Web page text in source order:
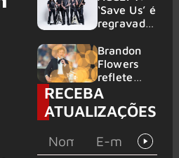
“Fortress”
gravada
am Ring
2026
‘Save Us’ é
regravada
membros
do GHOST
e KORN
Brandon
Flowers
reflete
sobre o
futuro e
levanta
de de
RECEBA
ATUALIZAÇÕES